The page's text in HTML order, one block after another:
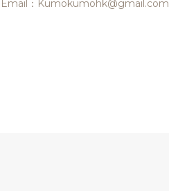
Email：Kumokumohk@gmail.com